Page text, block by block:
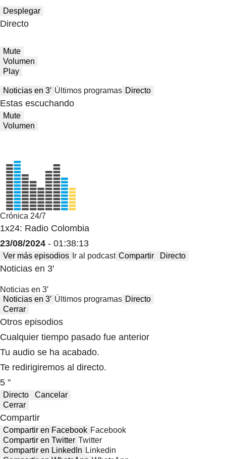
Desplegar
Directo
Mute
Volumen
Play
Noticias en 3′ Últimos programas Directo
Estas escuchando
Mute
Volumen
Crónica 24/7
1x24: Radio Colombia
23/08/2024 - 01:38:13
Ver más episodios Ir al podcast Compartir Directo
Noticias en 3′
Noticias en 3′
Noticias en 3′ Últimos programas Directo
Cerrar
Otros episodios
Cualquier tiempo pasado fue anterior
Tu audio se ha acabado.
Te redirigiremos al directo.
5 "
Directo
Cancelar
Cerrar
Compartir
Compartir en Facebook Facebook
Compartir en Twitter Twitter
Compartir en LinkedIn Linkedin